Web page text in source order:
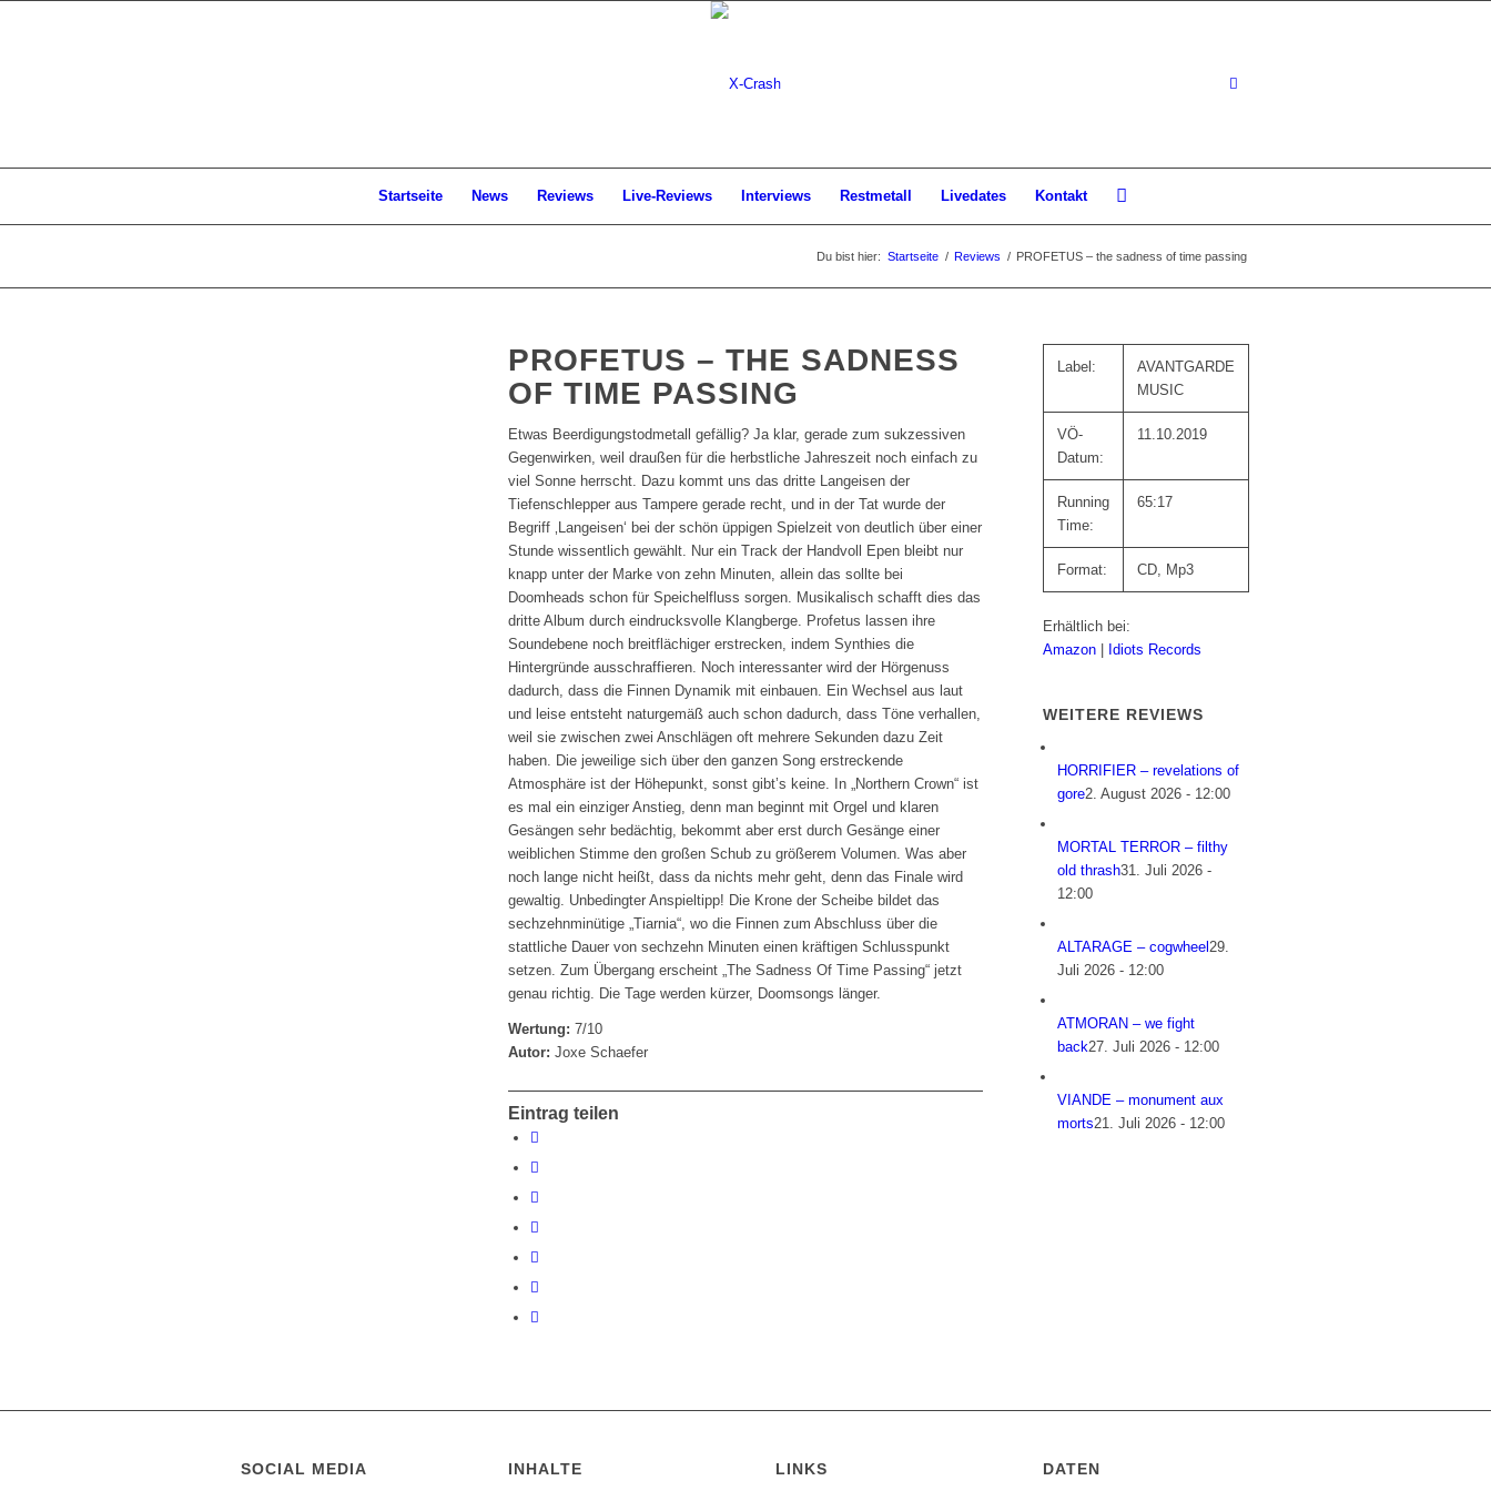
Startseite News Reviews Live-Reviews Interviews Restmetall Livedates Kontakt
Du bist hier: Startseite / Reviews / PROFETUS – the sadness of time passing
PROFETUS – THE SADNESS
OF TIME PASSING
Etwas Beerdigungstodmetall gefällig? Ja klar, gerade zum sukzessiven
Gegenwirken, weil draußen für die herbstliche Jahreszeit noch einfach zu
viel Sonne herrscht. Dazu kommt uns das dritte Langeisen der
Tiefenschlepper aus Tampere gerade recht, und in der Tat wurde der
Begriff ‚Langeisen‘ bei der schön üppigen Spielzeit von deutlich über einer
Stunde wissentlich gewählt. Nur ein Track der Handvoll Epen bleibt nur
knapp unter der Marke von zehn Minuten, allein das sollte bei
Doomheads schon für Speichelfluss sorgen. Musikalisch schafft dies das
dritte Album durch eindrucksvolle Klangberge. Profetus lassen ihre
Soundebene noch breitflächiger erstrecken, indem Synthies die
Hintergründe ausschraffieren. Noch interessanter wird der Hörgenuss
dadurch, dass die Finnen Dynamik mit einbauen. Ein Wechsel aus laut
und leise entsteht naturgemäß auch schon dadurch, dass Töne verhallen,
weil sie zwischen zwei Anschlägen oft mehrere Sekunden dazu Zeit
haben. Die jeweilige sich über den ganzen Song erstreckende
Atmosphäre ist der Höhepunkt, sonst gibt’s keine. In „Northern Crown“ ist
es mal ein einziger Anstieg, denn man beginnt mit Orgel und klaren
Gesängen sehr bedächtig, bekommt aber erst durch Gesänge einer
weiblichen Stimme den großen Schub zu größerem Volumen. Was aber
noch lange nicht heißt, dass da nichts mehr geht, denn das Finale wird
gewaltig. Unbedingter Anspieltipp! Die Krone der Scheibe bildet das
sechzehnminütige „Tiarnia“, wo die Finnen zum Abschluss über die
stattliche Dauer von sechzehn Minuten einen kräftigen Schlusspunkt
setzen. Zum Übergang erscheint „The Sadness Of Time Passing“ jetzt
genau richtig. Die Tage werden kürzer, Doomsongs länger.
Wertung: 7/10
Autor: Joxe Schaefer
Eintrag teilen
Label:
AVANTGARDE
MUSIC
VÖ-
Datum:
11.10.2019
Running
Time:
65:17
Format: CD, Mp3
Erhältlich bei:
Amazon
Idiots Records
WEITERE REVIEWS
HORRIFIER – revelations of
gore2. August 2026 - 12:00
MORTAL TERROR – filthy
old thrash31. Juli 2026 -
12:00
ALTARAGE – cogwheel29.
Juli 2026 - 12:00
ATMORAN – we fight
back27. Juli 2026 - 12:00
VIANDE – monument aux
morts21. Juli 2026 - 12:00
SOCIAL MEDIA INHALTE LINKS DATEN